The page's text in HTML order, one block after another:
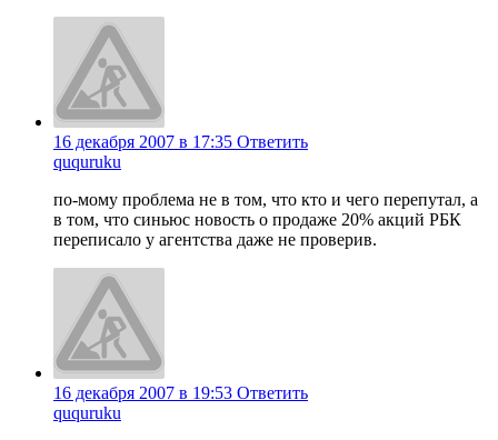
16 декабря 2007 в 17:35 Ответить
ququruku
по-мому проблема не в том, что кто и чего перепутал, а
в том, что синьюс новость о продаже 20% акций РБК
переписало у агентства даже не проверив.
16 декабря 2007 в 19:53 Ответить
ququruku